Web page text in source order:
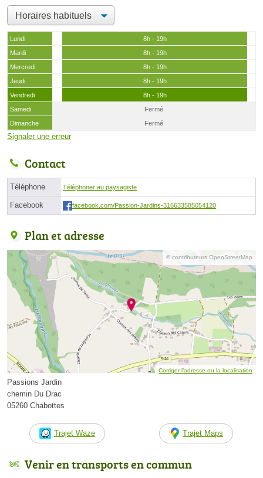
Lundi
8h - 19h
Mardi
8h - 19h
Mercredi
8h - 19h
Jeudi
8h - 19h
Vendredi
8h - 19h
Samedi
Fermé
Dimanche
Fermé
Signaler une erreur
Contact
Téléphone Téléphoner au paysagiste
Facebook facebook.com/Passion-Jardins-316633585054120
Plan et adresse
© contributeurs OpenStreetMap
Corriger l’adresse ou la localisation
Passions Jardin
chemin Du Drac
05260 Chabottes
Trajet Waze Trajet Maps
Venir en transports en commun